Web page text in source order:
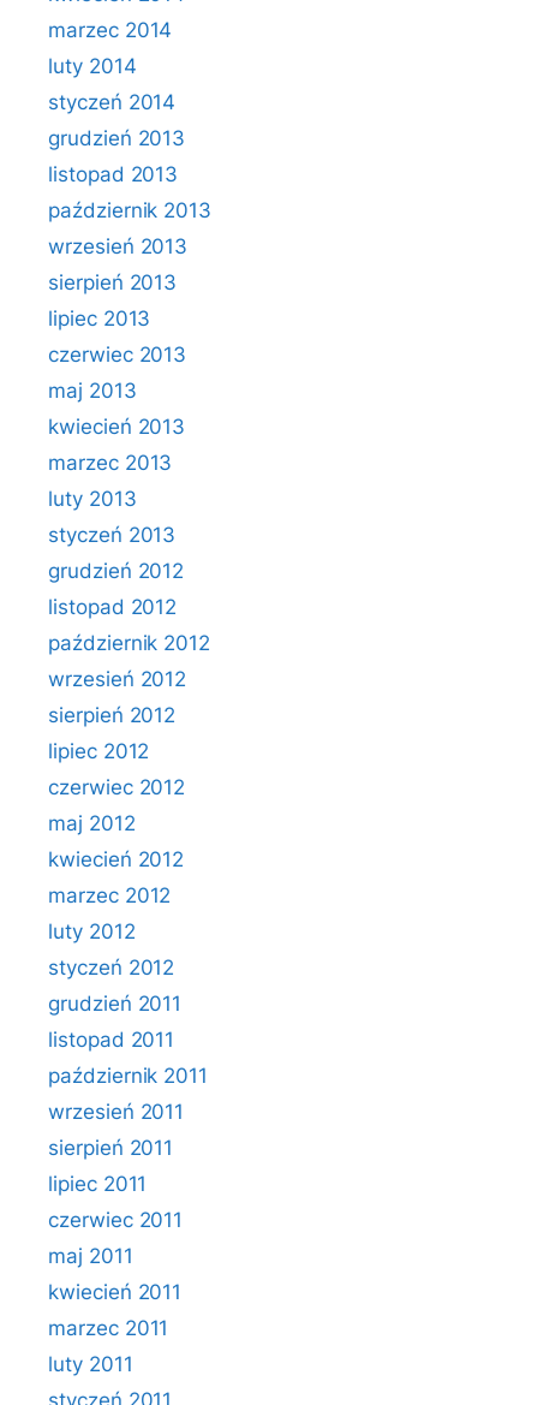
marzec 2014
luty 2014
styczeń 2014
grudzień 2013
listopad 2013
październik 2013
wrzesień 2013
sierpień 2013
lipiec 2013
czerwiec 2013
maj 2013
kwiecień 2013
marzec 2013
luty 2013
styczeń 2013
grudzień 2012
listopad 2012
październik 2012
wrzesień 2012
sierpień 2012
lipiec 2012
czerwiec 2012
maj 2012
kwiecień 2012
marzec 2012
luty 2012
styczeń 2012
grudzień 2011
listopad 2011
październik 2011
wrzesień 2011
sierpień 2011
lipiec 2011
czerwiec 2011
maj 2011
kwiecień 2011
marzec 2011
luty 2011
styczeń 2011